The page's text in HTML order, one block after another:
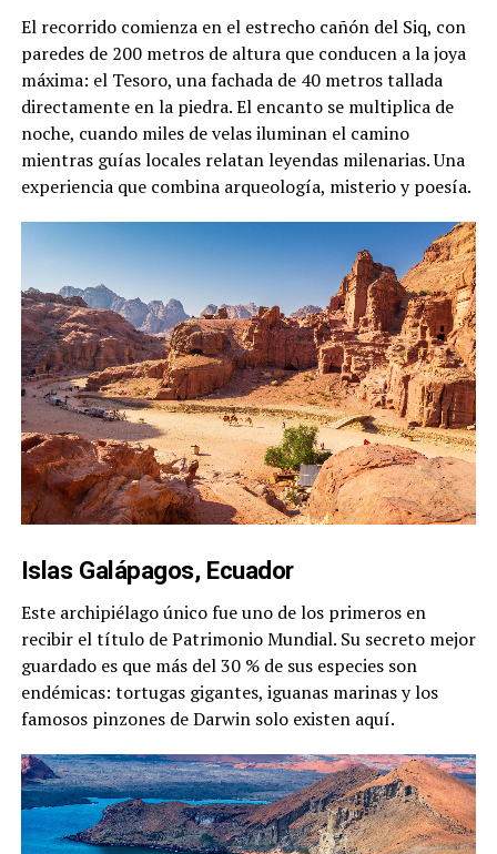
El recorrido comienza en el estrecho cañón del Siq, con
paredes de 200 metros de altura que conducen a la joya
máxima: el Tesoro, una fachada de 40 metros tallada
directamente en la piedra. El encanto se multiplica de
noche, cuando miles de velas iluminan el camino
mientras guías locales relatan leyendas milenarias. Una
experiencia que combina arqueología, misterio y poesía.
Islas Galápagos, Ecuador
Este archipiélago único fue uno de los primeros en
recibir el título de Patrimonio Mundial. Su secreto mejor
guardado es que más del 30 % de sus especies son
endémicas: tortugas gigantes, iguanas marinas y los
famosos pinzones de Darwin solo existen aquí.